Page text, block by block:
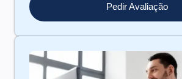
Pedir Avaliação